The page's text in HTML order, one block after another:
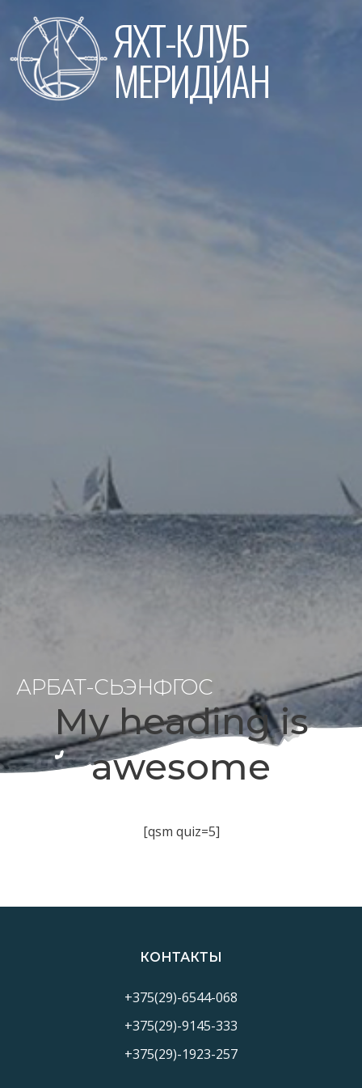
к
содержимому
ЯХТ-КЛУБ
МЕРИДИАН
АРБАТ-СЬЭНФГОС
My heading is
awesome
[qsm quiz=5]
КОНТАКТЫ
+375(29)-6544-068
+375(29)-9145-333
+375(29)-1923-257